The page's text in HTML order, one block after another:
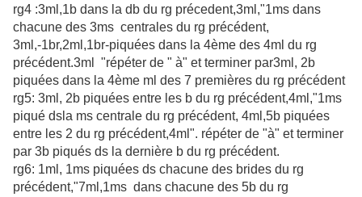
rg4 :3ml,1b dans la db du rg précedent,3ml,"1ms dans
chacune des 3ms centrales du rg précédent,
3ml,-1br,2ml,1br-piquées dans la 4ème des 4ml du rg
précédent.3ml "répéter de " à" et terminer par3ml, 2b
piquées dans la 4ème ml des 7 premières du rg précédent
rg5: 3ml, 2b piquées entre les b du rg précédent,4ml,"1ms
piqué dsla ms centrale du rg précédent, 4ml,5b piquées
entre les 2 du rg précédent,4ml". répéter de "à" et terminer
par 3b piqués ds la dernière b du rg précédent.
rg6: 1ml, 1ms piquées ds chacune des brides du rg
précédent,"7ml,1ms dans chacune des 5b du rg